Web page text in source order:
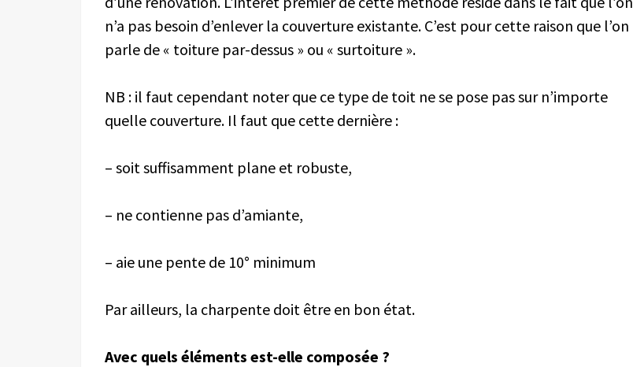
n’a pas besoin d’enlever la couverture existante. C’est pour cette raison que l’on
parle de « toiture par-dessus » ou « surtoiture ».
NB : il faut cependant noter que ce type de toit ne se pose pas sur n’importe
quelle couverture. Il faut que cette dernière :
– soit suffisamment plane et robuste,
– ne contienne pas d’amiante,
– aie une pente de 10° minimum
Par ailleurs, la charpente doit être en bon état.
Avec quels éléments est-elle composée ?